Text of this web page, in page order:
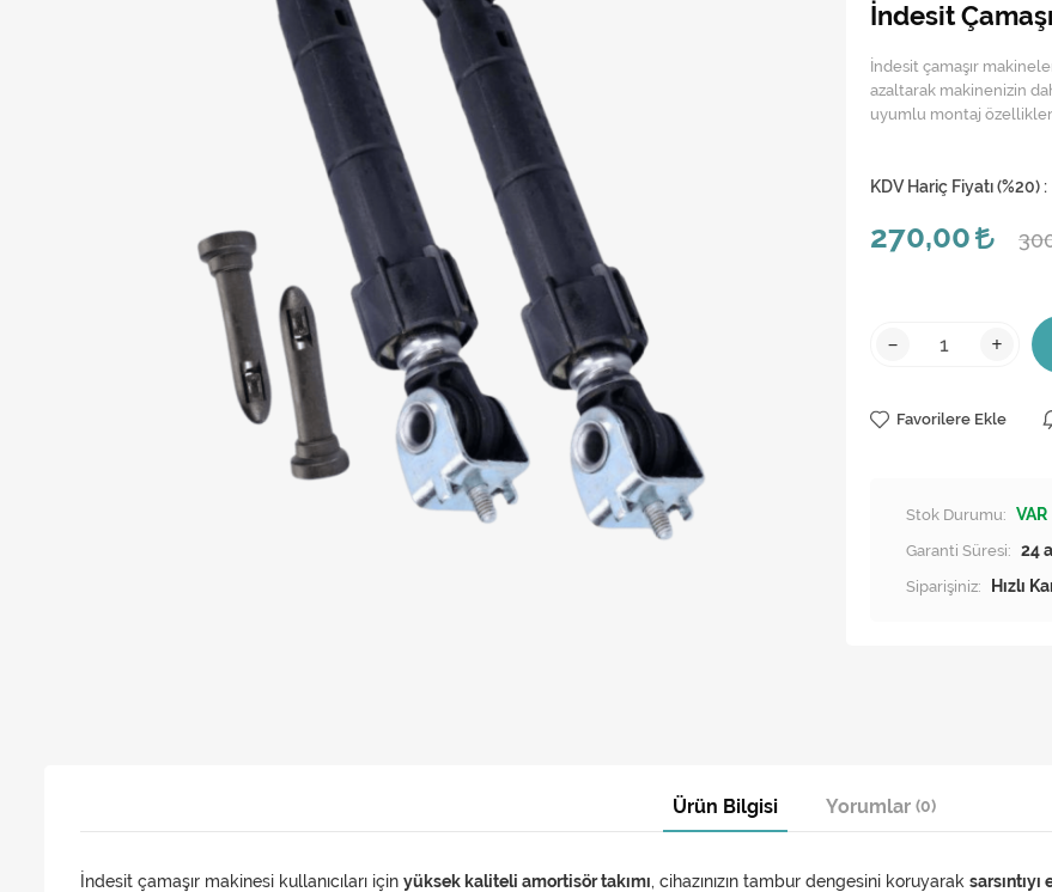
İndesit
İndesit çamaşır
azaltarak makinenizin
uyumlu montaj
KDV Hariç Fiyatı (%20) :
270,00
- +
Favorilere Ekle
Stok Durumu: VAR
Garanti Süresi: 24
Siparişiniz:
Hızlı
Ürün Bilgisi Yorumlar (0)
İndesit çamaşır makinesi kullanıcıları için yüksek kaliteli amortisör takımı, cihazınızın tambur dengesini koruyarak